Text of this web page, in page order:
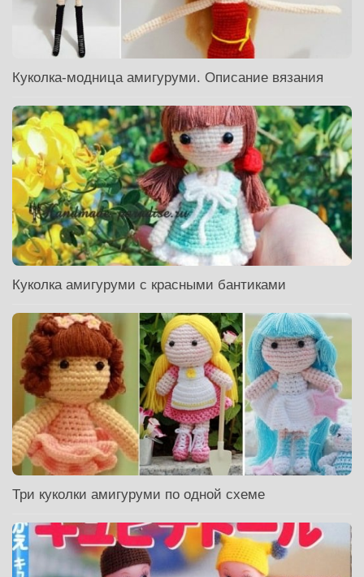
Куколка-модница амигуруми. Описание вязания
Куколка амигуруми с красными бантиками
Три куколки амигуруми по одной схеме